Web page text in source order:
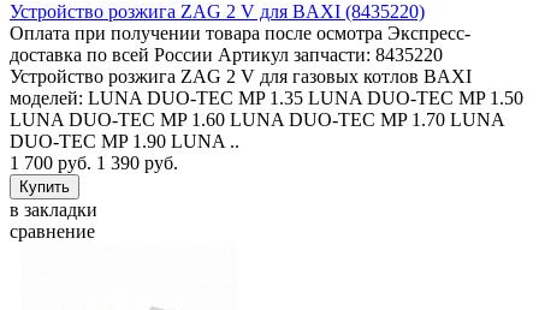
Устройство розжига ZAG 2 V для BAXI (8435220)
Оплата при получении товара после осмотра Экспресс-
доставка по всей России Артикул запчасти: 8435220
Устройство розжига ZAG 2 V для газовых котлов BAXI
моделей: LUNA DUO-TEC MP 1.35 LUNA DUO-TEC MP 1.50
LUNA DUO-TEC MP 1.60 LUNA DUO-TEC MP 1.70 LUNA
DUO-TEC MP 1.90 LUNA ..
1 700 руб. 1 390 руб.
в закладки
сравнение